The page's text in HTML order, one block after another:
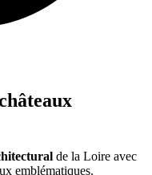
de la Loire avec
emblématiques.